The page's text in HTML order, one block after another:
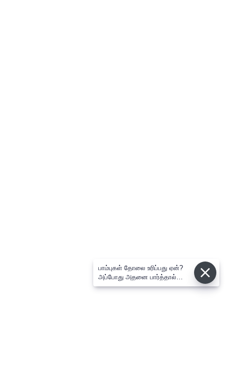
பாம்புகள் தோலை உரிப்பது ஏன்?
அப்போது அதனை பார்த்தால்
பழிவாங்குமா?